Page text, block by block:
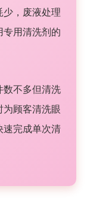
少，废液处理
专用清洗剂的
数不多但清洗
为顾客清洗眼
速完成单次清